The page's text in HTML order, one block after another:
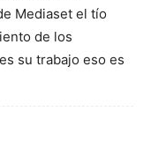
Mediaset el tío
de los
su trabajo eso es